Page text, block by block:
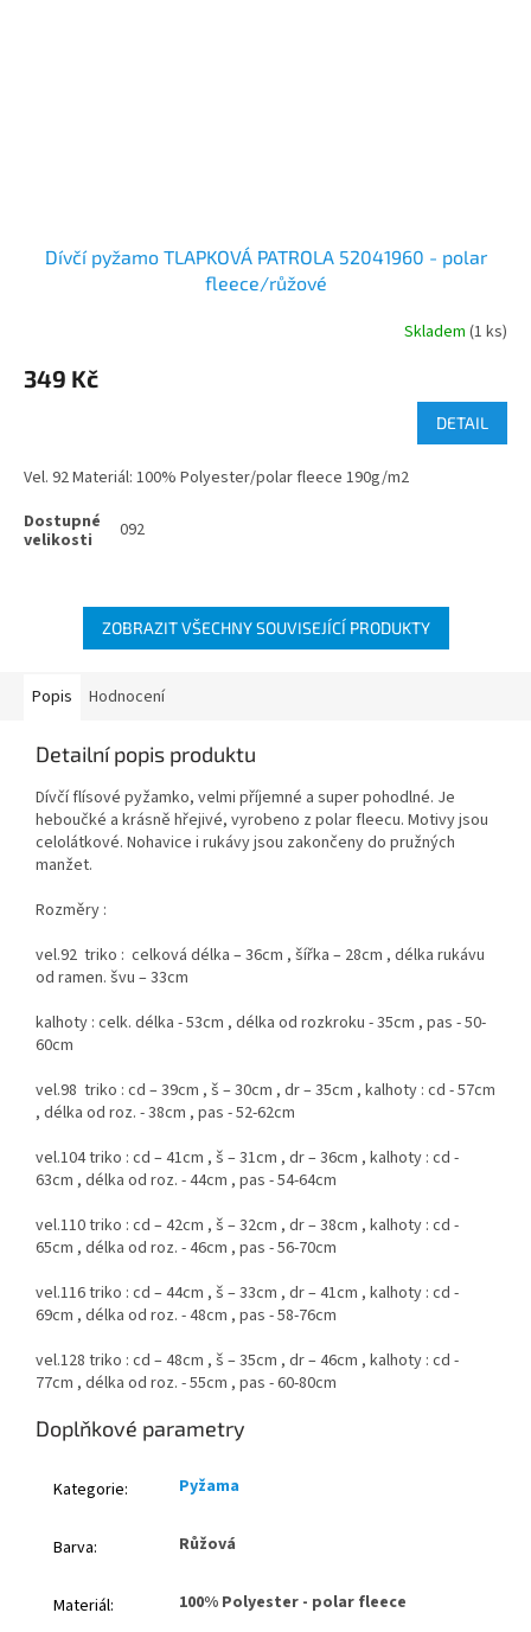
Dívčí pyžamo TLAPKOVÁ PATROLA 52041960 - polar
fleece/růžové
Skladem (1 ks)
349 Kč
DETAIL
Vel. 92 Materiál: 100% Polyester/polar fleece 190g/m2
092
ZOBRAZIT VŠECHNY SOUVISEJÍCÍ PRODUKTY
Popis Hodnocení
Detailní popis produktu
Dívčí flísové pyžamko, velmi příjemné a super pohodlné. Je
heboučké a krásně hřejivé, vyrobeno z polar fleecu. Motivy jsou
celolátkové. Nohavice i rukávy jsou zakončeny do pružných
manžet.
Rozměry :
vel.92 triko : celková délka – 36cm , šířka – 28cm , délka rukávu
od ramen. švu – 33cm
kalhoty : celk. délka - 53cm , délka od rozkroku - 35cm , pas - 50-
60cm
vel.98 triko : cd – 39cm , š – 30cm , dr – 35cm , kalhoty : cd - 57cm
, délka od roz. - 38cm , pas - 52-62cm
vel.104 triko : cd – 41cm , š – 31cm , dr – 36cm , kalhoty : cd -
63cm , délka od roz. - 44cm , pas - 54-64cm
vel.110 triko : cd – 42cm , š – 32cm , dr – 38cm , kalhoty : cd -
65cm , délka od roz. - 46cm , pas - 56-70cm
vel.116 triko : cd – 44cm , š – 33cm , dr – 41cm , kalhoty : cd -
69cm , délka od roz. - 48cm , pas - 58-76cm
vel.128 triko : cd – 48cm , š – 35cm , dr – 46cm , kalhoty : cd -
77cm , délka od roz. - 55cm , pas - 60-80cm
Doplňkové parametry
Kategorie: Pyžama
Barva: Růžová
Materiál: 100% Polyester - polar fleece